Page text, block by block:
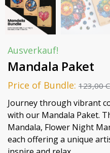
Ausverkauf!
Mandala Paket
Price of Bundle: 123,00
Journey through vibrant
with our Mandala Paket.
Mandala, Flower Night
each offering a unique